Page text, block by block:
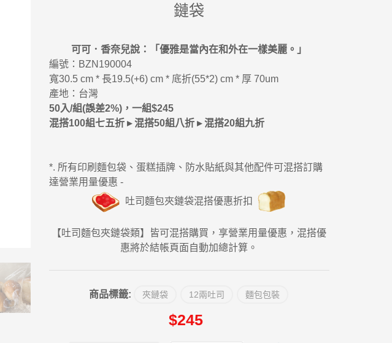
鏈袋
可可．香奈兒說：「優雅是當內在和外在一樣美麗。」
編號：BZN190004
寬30.5 cm * 長19.5(+6) cm * 底折(55*2) cm * 厚 70um
產地：台灣
50入/組(誤差2%)，一組$245
混搭100組七五折 ▸ 混搭50組八折 ▸ 混搭20組九折
*. 所有印刷麵包袋、蛋糕插牌、防水貼紙與其他配件可混搭訂購
達營業用量優惠 -
吐司麵包夾鏈袋混搭優惠折扣
【吐司麵包夾鏈袋類】皆可混搭購買，享營業用量優惠，混搭優
惠將於結帳頁面自動加總計算。
商品標籤: 夾鏈袋 12兩吐司 麵包包裝
$245